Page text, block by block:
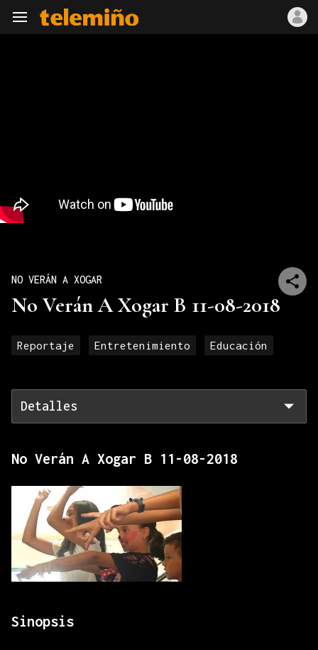
Navegación
NO VERÁN A XOGAR
No Verán A Xogar B 11-08-2018
Reportaje Entretenimiento Educación
Detalles
No Verán A Xogar B 11-08-2018
Sinopsis